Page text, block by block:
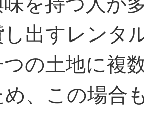
し出すレンタ
の土地に複
、この場合